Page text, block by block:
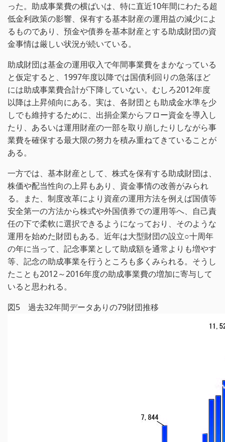
った。助成事業費の横ばいは、特に直近10年間にわたる超
低金利政策の影響、保有する基本財産の運用益の減少によ
るものであり、預金や債券を基本財産とする助成財団の資
金事情は厳しい状況が続いている。
助成財団は基金の運用収入で年間事業費をまかなっている
と仮定すると、1997年度以降では国債利回りの急落ほど
には助成事業費合計が下降していない。むしろ2012年度
以降は上昇傾向にある。実は、各財団とも助成金水準を少
しでも維持するために、出捐企業からフロー資金を導入し
たり、あるいは運用財産の一部を取り崩したりしながら事
業費を確保する最大限の努力を積み重ねてきていることが
ある。
一方では、基本財産として、株式を保有する助成財団は、
株価や配当性向の上昇もあり、資金事情の改善がみられ
る。また、制度改革により資産の運用方法を例えば国債等
安全第一の方法から株式や外国債券での運用等へ、自己責
任の下で柔軟に選択できるようになっており、そのような
運用を始めた財団もある。近年は大型財団の設立○十周年
の年に当って、記念事業として助成額を通常よりも増やす
等、記念の助成事業を行うところも多くみられる。そうし
たことも2012～2016年度の助成事業費の増加に寄与して
いると思われる。
図5 過去32年間データありの79財団推移